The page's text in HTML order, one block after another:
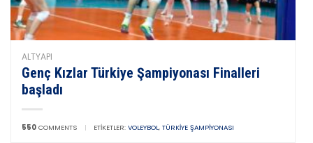
ALTYAPI
Genç Kızlar Türkiye Şampiyonası Finalleri
başladı
550 COMMENTS | ETIKETLER: VOLEYBOL, TÜRKIYE ŞAMPIYONASI